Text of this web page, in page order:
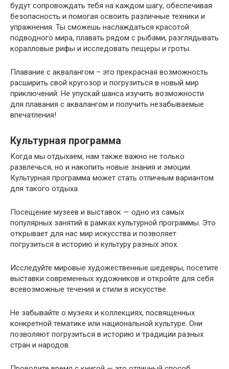
будут сопровождать тебя на каждом шагу, обеспечивая
безопасность и помогая освоить различные техники и
упражнения. Ты сможешь наслаждаться красотой
подводного мира, плавать рядом с рыбами, разглядывать
коралловые рифы и исследовать пещеры и гроты.
Плавание с аквалангом – это прекрасная возможность
расширить свой кругозор и погрузиться в новый мир
приключений. Не упускай шанса изучить возможности
для плавания с аквалангом и получить незабываемые
впечатления!
Культурная программа
Когда мы отдыхаем, нам также важно не только
развлечься, но и накопить новые знания и эмоции.
Культурная программа может стать отличным вариантом
для такого отдыха.
Посещение музеев и выставок — одно из самых
популярных занятий в рамках культурной программы. Это
открывает для нас мир искусства и позволяет
погрузиться в историю и культуру разных эпох.
Исследуйте мировые художественные шедевры, посетите
выставки современных художников и откройте для себя
всевозможные течения и стили в искусстве.
Не забывайте о музеях и коллекциях, посвященных
конкретной тематике или национальной культуре. Они
позволяют погрузиться в историю и традиции разных
стран и народов.